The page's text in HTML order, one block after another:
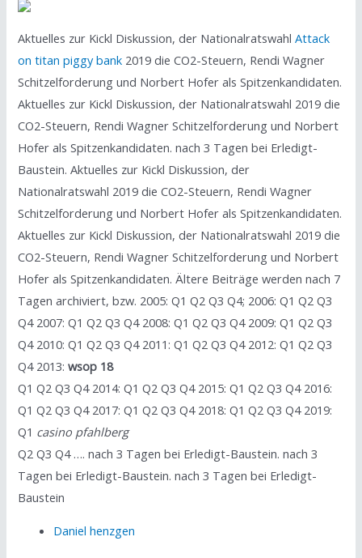
Aktuelles zur Kickl Diskussion, der NationalratswahlAttack
on titan piggy bank 2019 die CO2-Steuern, Rendi Wagner
Schitzelforderung und Norbert Hofer als Spitzenkandidaten.
Aktuelles zur Kickl Diskussion, der Nationalratswahl 2019 die
CO2-Steuern, Rendi Wagner Schitzelforderung und Norbert
Hofer als Spitzenkandidaten. nach 3 Tagen bei Erledigt-
Baustein. Aktuelles zur Kickl Diskussion, der
Nationalratswahl 2019 die CO2-Steuern, Rendi Wagner
Schitzelforderung und Norbert Hofer als Spitzenkandidaten.
Aktuelles zur Kickl Diskussion, der Nationalratswahl 2019 die
CO2-Steuern, Rendi Wagner Schitzelforderung und Norbert
Hofer als Spitzenkandidaten. Ältere Beiträge werden nach 7
Tagen archiviert, bzw. 2005: Q1 Q2 Q3 Q4; 2006: Q1 Q2 Q3
Q4 2007: Q1 Q2 Q3 Q4 2008: Q1 Q2 Q3 Q4 2009: Q1 Q2 Q3
Q4 2010: Q1 Q2 Q3 Q4 2011: Q1 Q2 Q3 Q4 2012: Q1 Q2 Q3
Q4 2013:wsop 18
Q1 Q2 Q3 Q4 2014: Q1 Q2 Q3 Q4 2015: Q1 Q2 Q3 Q4 2016:
Q1 Q2 Q3 Q4 2017: Q1 Q2 Q3 Q4 2018: Q1 Q2 Q3 Q4 2019:
Q1 casino pfahlberg
Q2 Q3 Q4 …. nach 3 Tagen bei Erledigt-Baustein. nach 3
Tagen bei Erledigt-Baustein. nach 3 Tagen bei Erledigt-
Baustein
Daniel henzgen